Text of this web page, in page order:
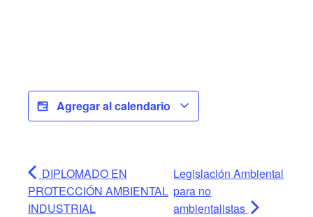
Agregar al calendario
DIPLOMADO EN
PROTECCIÓN AMBIENTAL
INDUSTRIAL
Legislación Ambiental
para no
ambientalistas